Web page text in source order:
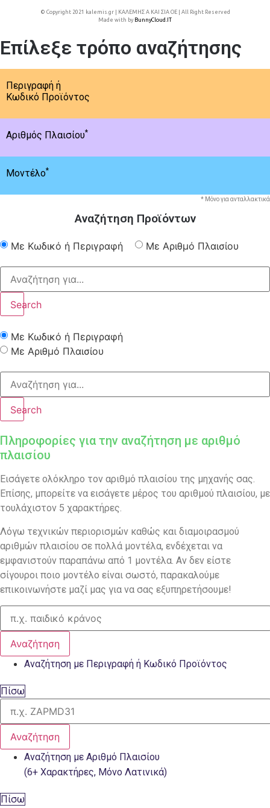
© Copyright 2021 kalemis.gr | ΚΑΛΕΜΗΣ Α ΚΑΙ ΣΙΑ ΟΕ | All Right Reserved
Made with by BunnyCloud.IT
Επίλεξε τρόπο αναζήτησης
Περιγραφή ή
Κωδικό Προϊόντος
Αριθμός Πλαισίου*
Μοντέλο*
* Μόνο για ανταλλακτικά
Αναζήτηση Προϊόντων
Με Κωδικό ή Περιγραφή Με Αριθμό Πλαισίου
Search
Με Κωδικό ή Περιγραφή
Με Αριθμό Πλαισίου
Search
Πληροφορίες για την αναζήτηση με αριθμό
πλαισίου
Εισάγετε ολόκληρο τον αριθμό πλαισίου της μηχανής σας.
Επίσης, μπορείτε να εισάγετε μέρος του αριθμού πλαισίου, με
τουλάχιστον 5 χαρακτήρες.
Λόγω τεχνικών περιορισμών καθώς και διαμοιρασμού
αριθμών πλαισίου σε πολλά μοντέλα, ενδέχεται να
εμφανιστούν παραπάνω από 1 μοντέλα. Αν δεν είστε
σίγουροι ποιο μοντέλο είναι σωστό, παρακαλούμε
επικοινωνήστε μαζί μας για να σας εξυπηρετήσουμε!
Αναζήτηση
Αναζήτηση με Περιγραφή ή Κωδικό Προϊόντος
Πίσω
Αναζήτηση
Αναζήτηση με Αριθμό Πλαισίου
(6+ Χαρακτήρες, Μόνο Λατινικά)
Πίσω